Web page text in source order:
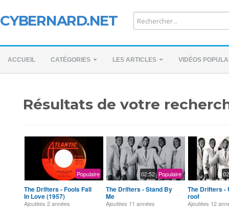
CYBERNARD.NET
ACCUEIL CATÉGORIES LES ARTICLES VIDÉOS
Résultats de votre
Populaire
The Drifters - Fools Fall
In Love (1957)
Ajoutées 2 années
02:52 Populaire
The Drifters - Stand By
Me
Ajoutées 11 années
The Drifters -
roof
Ajoutées 12